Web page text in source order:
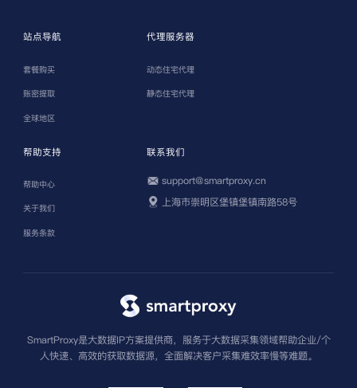
站点导航
套餐购买
账密提取
全球地区
代理服务器
动态住宅代理
静态住宅代理
帮助支持
帮助中心
关于我们
服务条款
联系我们
support@smartproxy.cn
上海市崇明区堡镇堡镇南路58号
SmartProxy是大数据IP方案提供商，服务于大数据采集领域帮助企业/个
人快速、高效的获取数据源，全面解决客户采集难效率慢等难题。